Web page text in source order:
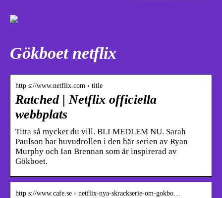
Gökboet netflix
http s://www.netflix.com › title
Ratched | Netflix officiella
webbplats
Titta så mycket du vill. BLI MEDLEM NU. Sarah
Paulson har huvudrollen i den här serien av Ryan
Murphy och Ian Brennan som är inspirerad av
Gökboet.
http s://www.cafe.se › netflix-nya-skrackserie-om-gokbo…